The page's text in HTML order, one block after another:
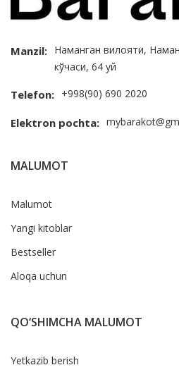
Manzil: Наманган вилояти,
кўчаси, 64 уй
Telefon: +998(90) 690 2020
Elektron pochta:
MALUMOT
Malumot
Yangi kitoblar
Bestseller
Aloqa uchun
QO‘SHIMCHA MALUMOT
Yetkazib berish